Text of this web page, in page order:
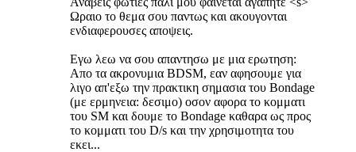
Ωραιο το θεμα σου παντως και ακουγονται
ενδιαφερουσες αποψεις.
Εγω λεω να σου απαντησω με μια ερωτηση:
Απο τα ακρονυμια BDSM, εαν αφησουμε για
λιγο απ'εξω την πρακτικη σημασια του Bondage
(με ερμηνεια: δεσιμο) οσον αφορα το κομματι
του SM και δουμε το Bondage καθαρα ως προς
το κομματι του D/s και την χρησιμοτητα του
εκει...